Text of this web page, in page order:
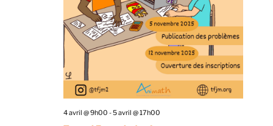
4 avril @ 9h00 -5 avril @ 17h00